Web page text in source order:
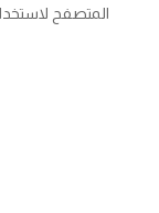
المتصفح